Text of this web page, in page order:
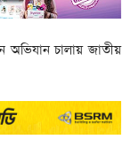
অভিযান চালায় জাতীয়